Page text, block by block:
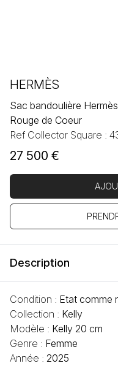
HERMÈS
Sac bandoulière
Rouge de Coeur
Ref Collector Square :
27 500 €
Description
Condition : Etat comme
Collection : Kelly
Modèle : Kelly 20 cm
Genre : Femme
Année : 2025